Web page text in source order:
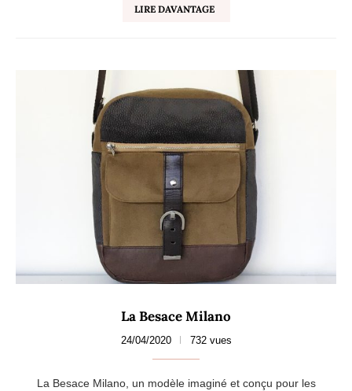
LIRE DAVANTAGE
La Besace Milano
24/04/2020 732 vues
La Besace Milano, un modèle imaginé et conçu pour les